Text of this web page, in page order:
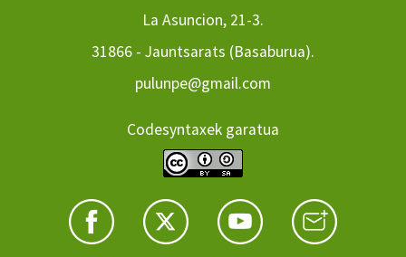
La Asuncion, 21-3.
31866 - Jauntsarats (Basaburua).
pulunpe@gmail.com
Codesyntaxek garatua